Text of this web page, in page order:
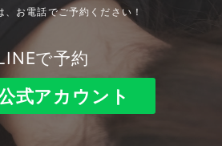
、お電話でご予約ください！
で予約
式アカウント